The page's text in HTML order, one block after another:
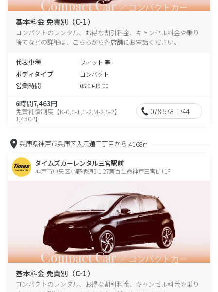
基本料金 免責別（C-1）
コンパクトのレンタル、お得な割引料金、キャンセル料金や乗り
捨てなどの詳細は、こちらから各店舗にお電話ください。
代表車種 フィット 等
ボディタイプ コンパクト
営業時間 08:00-19:00
6時間7,463円
免責補償制度【K-0,C-1,C-2,M-2,S-2】
1,430円
078-578-1744
兵庫県神戸市兵庫区入江通三丁目から 4168m
タイムズカーレンタル三宮駅前
神戸市中央区小野柄通5-1-27第百生命神戸三宮ﾋﾞﾙ1F
基本料金 免責別（C-1）
コンパクトのレンタル、お得な割引料金、キャンセル料金や乗り